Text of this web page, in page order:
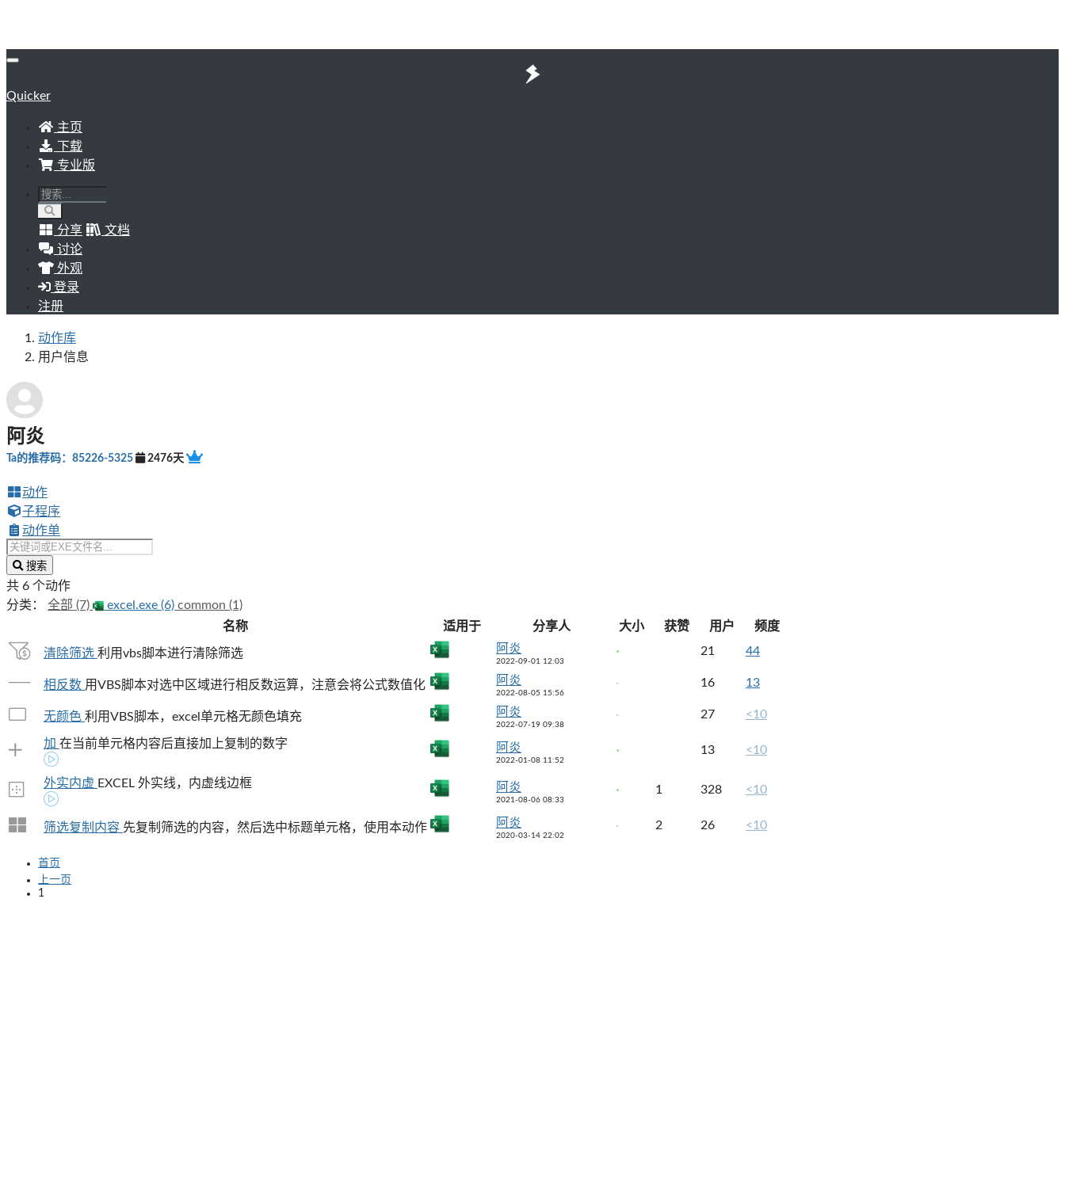
Quicker
主页
下载
专业版
分享
文档
讨论
外观
登录
注册
动作库
用户信息
阿炎
Ta的推荐码：85226-5325 2476天
动作
子程序
动作单
搜索
共 6 个动作
分类：
全部 (7) excel.exe (6) common (1)
名称
适用于 分享人 大小 获赞 用户 频度
清除筛选 利用vbs脚本进行清除筛选 阿炎
2022-09-01 12:03
21 44
相反数 用VBS脚本对选中区域进行相反数运算，注意会将公式数值化 阿炎
2022-08-05 15:56
16 13
无颜色 利用VBS脚本，excel单元格无颜色填充 阿炎
2022-07-19 09:38
27 <10
加 在当前单元格内容后直接加上复制的数字 阿炎
2022-01-08 11:52
13 <10
外实内虚 EXCEL 外实线，内虚线边框 阿炎
2021-08-06 08:33
1 328 <10
筛选复制内容 先复制筛选的内容，然后选中标题单元格，使用本动作 阿炎
2020-03-14 22:02
2 26 <10
首页
上一页
1